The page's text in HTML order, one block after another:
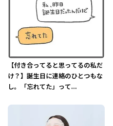
【付き合ってると思ってるの私だ
け？】誕生日に連絡のひとつもな
し。「忘れてた」って...